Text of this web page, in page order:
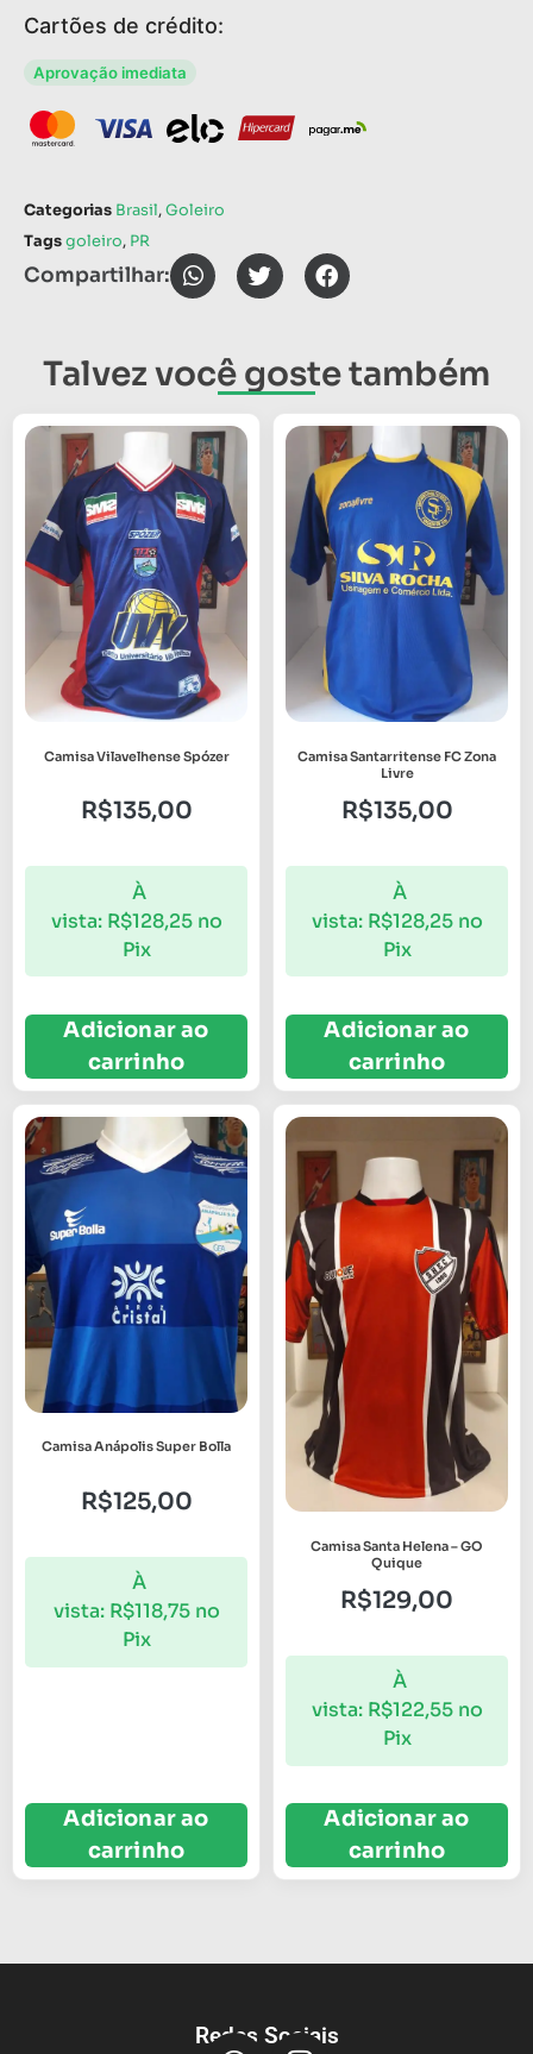
Cartões de crédito:
Aprovação imediata
Categorias Brasil,Goleiro
Tagsgoleiro, PR
Compartilhar:
Talvez você goste também
Camisa Vilavelhense Spózer
R$135,00
À
vista: R$128,25 no
Pix
Adicionar ao
carrinho
Camisa Santarritense FC Zona
Livre
R$135,00
À
vista: R$128,25 no
Pix
Adicionar ao
carrinho
Camisa Anápolis Super Bolla
R$125,00
À
vista: R$118,75 no
Pix
Adicionar ao
carrinho
Camisa Santa Helena – GO
Quique
R$129,00
À
vista: R$122,55 no
Pix
Adicionar ao
carrinho
Redes Sociais